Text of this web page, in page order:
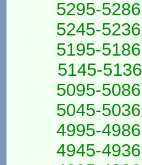
5295-5286
5245-5236
5195-5186
5145-5136
5095-5086
5045-5036
4995-4986
4945-4936